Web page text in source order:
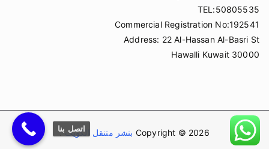
TEL:50805535
Commercial Registration No:192541
Address: 22 Al-Hassan Al-Basri St
Hawalli Kuwait 30000
Copyright © 2026 بنشر متنقل الكويت.
اتصل بنا